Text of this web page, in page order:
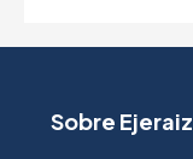
Sobre Ejeraiz